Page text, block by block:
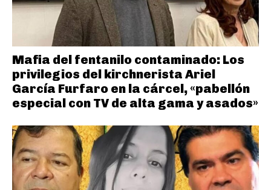
Mafia del fentanilo contaminado: Los
privilegios del kirchnerista Ariel
García Furfaro en la cárcel, «pabellón
especial con TV de alta gama y asados»